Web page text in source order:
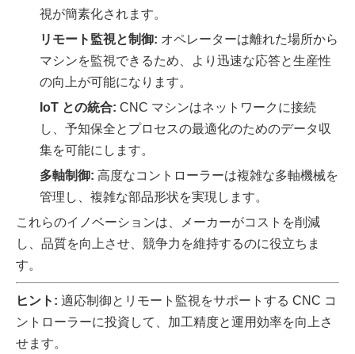
視が簡素化されます。
リモート監視と制御: オペレーターは離れた場所から
マシンを監視できるため、より迅速な応答と生産性
の向上が可能になります。
IoT との統合: CNC マシンはネットワークに接続
し、予知保全とプロセスの最適化のためのデータ収
集を可能にします。
多軸制御: 高度なコントローラーは複雑な多軸機械を
管理し、複雑な部品形状を実現します。
これらのイノベーションは、メーカーがコストを削減
し、品質を向上させ、競争力を維持するのに役立ちま
す。
ヒント: 適応制御とリモート監視をサポートする CNC コ
ントローラーに投資して、加工精度と運用効率を向上さ
せます。